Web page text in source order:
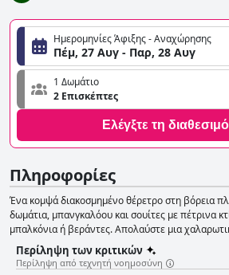
Ημερομηνίες Άφιξης - Αναχώρησης
Πέμ, 27 Αυγ - Παρ, 28 Αυγ
1 Δωμάτιο
2 Επισκέπτες
Ελέγξτε τη
Πληροφορίες
Ένα κομψά διακοσμημένο θέρετρο στη βόρεια
δωμάτια, μπανγκαλόου και σουίτες με πέτρινα
μπαλκόνια ή βεράντες. Απολαύστε μια
στην εξωτερική πισίνα, απολαύστε θεραπείες
καλύτερες στιγμές σε αυτό το ξενοδοχείο 5
Περίληψη των κριτικών
Περίληψη από τεχνητή νοημοσύνη